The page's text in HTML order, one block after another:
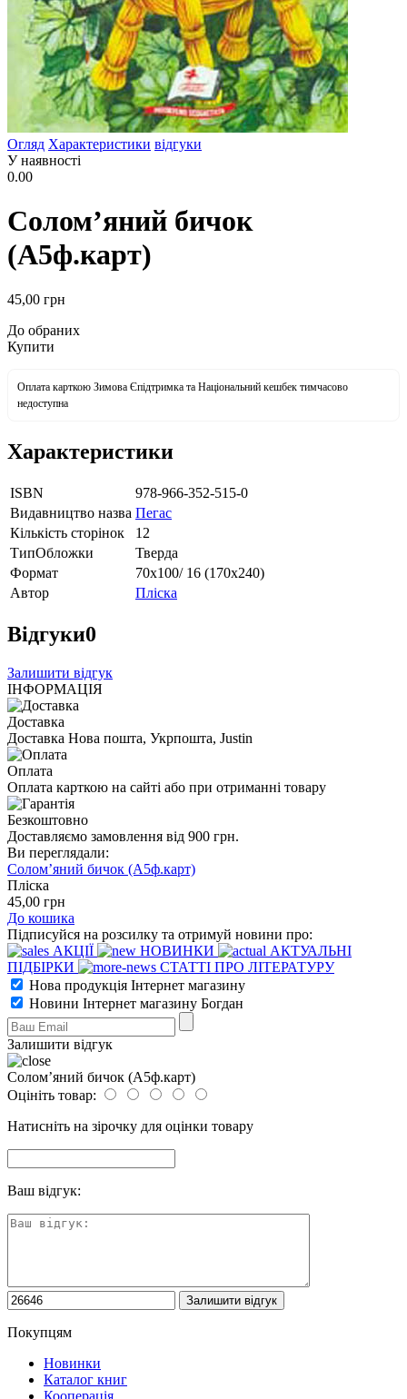
Огляд Характеристики відгуки
У наявності
0.00
Солом’яний бичок
(А5ф.карт)
45,00 грн
До обраних
Купити
Оплата карткою Зимова Єпідтримка та Національний кешбек тимчасово
недоступна
Характеристики
ISBN
978-966-352-515-0
Видавництво назва Пегас
Кількість сторінок
12
ТипОбложки
Тверда
Формат
70х100/ 16 (170х240)
Автор
Пліска
Відгуки0
Залишити відгук
ІНФОРМАЦІЯ
Доставка
Доставка Нова пошта, Укрпошта, Justin
Оплата
Оплата карткою на сайті або при отриманні товару
Безкоштовно
Доставляємо замовлення від 900 грн.
Ви переглядали:
Солом’яний бичок (А5ф.карт)
Пліска
45,00 грн
До кошика
Підписуйся на розсилку та отримуй новини про:
АКЦІЇ
НОВИНКИ
АКТУАЛЬНІ
ПІДБІРКИ
СТАТТІ ПРО ЛІТЕРАТУРУ
Нова продукція Інтернет магазину
Новини Інтернет магазину Богдан
Залишити відгук
Солом’яний бичок (А5ф.карт)
Оцініть товар:
Натисніть на зірочку для оцінки товару
Ваш відгук:
Покупцям
Новинки
Каталог книг
Кооперація